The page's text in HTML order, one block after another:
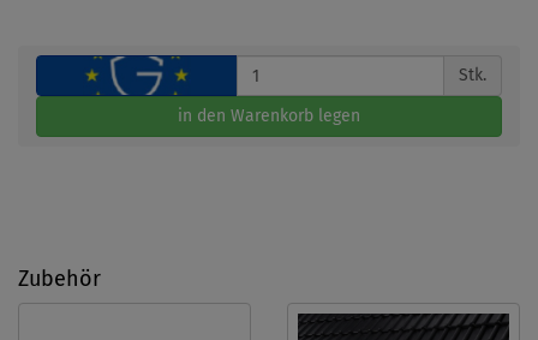
Stk.
in den Warenkorb legen
Zubehör